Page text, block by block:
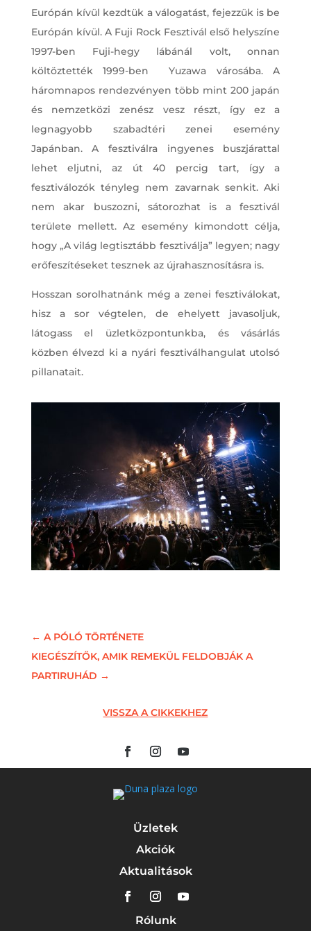
Európán kívül kezdtük a válogatást, fejezzük is be
Európán kívül. A Fuji Rock Fesztivál első helyszíne
1997-ben Fuji-hegy lábánál volt, onnan
költöztették 1999-ben Yuzawa városába. A
háromnapos rendezvényen több mint 200 japán
és nemzetközi zenész vesz részt, így ez a
legnagyobb szabadtéri zenei esemény
Japánban. A fesztiválra ingyenes buszjárattal
lehet eljutni, az út 40 percig tart, így a
fesztiválozók tényleg nem zavarnak senkit. Aki
nem akar buszozni, sátorozhat is a fesztivál
területe mellett. Az esemény kimondott célja,
hogy „A világ legtisztább fesztiválja” legyen; nagy
erőfeszítéseket tesznek az újrahasznosításra is.
Hosszan sorolhatnánk még a zenei fesztiválokat,
hisz a sor végtelen, de ehelyett javasoljuk,
látogass el üzletközpontunkba, és vásárlás
közben élvezd ki a nyári fesztiválhangulat utolsó
pillanatait.
← A PÓLÓ TÖRTÉNETE
KIEGÉSZÍTŐK, AMIK REMEKÜL FELDOBJÁK A
PARTIRUHÁD →
VISSZA A CIKKEKHEZ
Üzletek
Akciók
Aktualitások
Rólunk